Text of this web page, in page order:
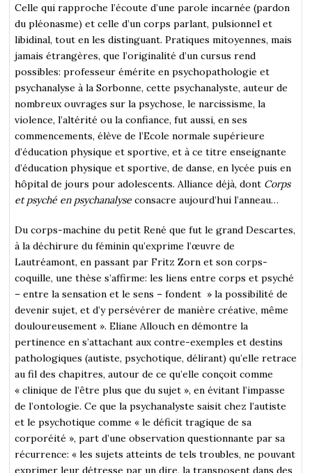
Celle qui rapproche l’écoute d’une parole incarnée (pardon
du pléonasme) et celle d’un corps parlant, pulsionnel et
libidinal, tout en les distinguant. Pratiques mitoyennes, mais
jamais étrangères, que l’originalité d’un cursus rend
possibles: professeur émérite en psychopathologie et
psychanalyse à la Sorbonne, cette psychanalyste, auteur de
nombreux ouvrages sur la psychose, le narcissisme, la
violence, l’altérité ou la confiance, fut aussi, en ses
commencements, élève de l’Ecole normale supérieure
d’éducation physique et sportive, et à ce titre enseignante
d’éducation physique et sportive, de danse, en lycée puis en
hôpital de jours pour adolescents. Alliance déjà, dont Corps
et psyché en psychanalyse consacre aujourd’hui l’anneau…
Du corps-machine du petit René que fut le grand Descartes,
à la déchirure du féminin qu’exprime l’œuvre de
Lautréamont, en passant par Fritz Zorn et son corps-
coquille, une thèse s’affirme: les liens entre corps et psyché
– entre la sensation et le sens – fondent » la possibilité de
devenir sujet, et d’y persévérer de manière créative, même
douloureusement ». Eliane Allouch en démontre la
pertinence en s’attachant aux contre-exemples et destins
pathologiques (autiste, psychotique, délirant) qu’elle retrace
au fil des chapitres, autour de ce qu’elle conçoit comme
« clinique de l’être plus que du sujet », en évitant l’impasse
de l’ontologie. Ce que la psychanalyste saisit chez l’autiste
et le psychotique comme « le déficit tragique de sa
corporéité », part d’une observation questionnante par sa
récurrence: « les sujets atteints de tels troubles, ne pouvant
exprimer leur détresse par un dire, la transposent dans des